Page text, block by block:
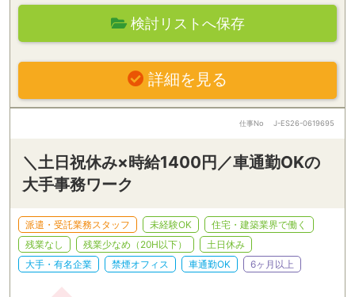
検討リストへ保存
詳細を見る
仕事No J-ES26-0619695
＼土日祝休み×時給1400円／車通勤OKの
大手事務ワーク
派遣・受託業務スタッフ 未経験OK
住宅・建築業界で働く
残業なし
残業少なめ（20H以下）
土日休み
大手・有名企業
禁煙オフィス 車通勤OK 6ヶ月以上